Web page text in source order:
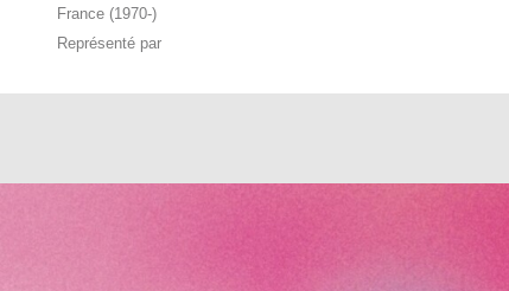
France (1970-)
Représenté par